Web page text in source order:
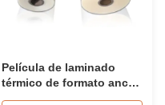
Película de laminado
térmico de formato ancho
rápido para impresión